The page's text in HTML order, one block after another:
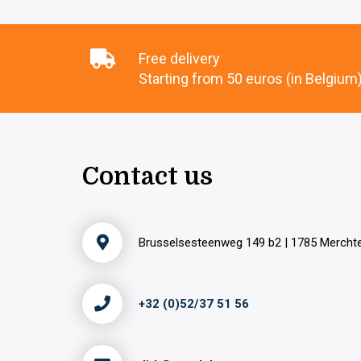
Free delivery
Starting from 50 euros (in
Contact us
Brusselsesteenweg 149 b2 | 1785
+32 (0)52/37 51 56